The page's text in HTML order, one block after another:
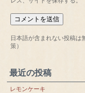
日本語が含まれない投稿は
策）
最近の投稿
レモンケーキ